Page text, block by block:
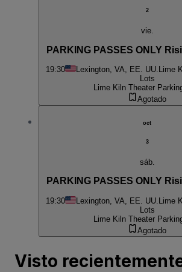
2
vie.
PARKING PASSES ONLY
19:30 Lexington, VA, EE. UU. Lime
Lots
Lime Kiln Theater
Agotado
oct
3
sáb.
PARKING PASSES ONLY
19:30 Lexington, VA, EE. UU.
Lime
Lots
Lime Kiln Theater
Agotado
Visto